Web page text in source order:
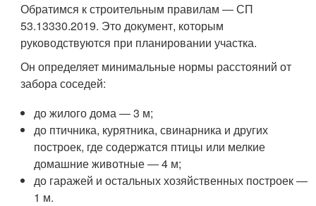
Обратимся к строительным правилам ― СП
53.13330.2019. Это документ, которым
руководствуются при планировании участка.
Он определяет минимальные нормы расстояний от
забора соседей:
до жилого дома ― 3 м;
до птичника, курятника, свинарника и других
построек, где содержатся птицы или мелкие
домашние животные ― 4 м;
до гаражей и остальных хозяйственных построек ―
1 м.